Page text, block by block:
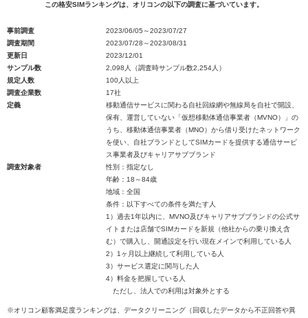
この格安SIMランキングは、オリコンの以下の調査に基づいています。
事前調査
2023/06/05～2023/07/27
調査期間
2023/07/28～2023/08/31
更新日
2023/12/01
サンプル数
2,098人（調査時サンプル数2,254人）
規定人数
100人以上
調査企業数
17社
定義
移動通信サービスに関わる自社回線網や無線局を自社で開設、
保有、運営していない「仮想移動体通信事業者（MVNO）」の
うち、移動体通信事業者（MNO）から借り受けたネットワーク
を使い、自社ブランドとしてSIMカードを提供する通信サービ
ス事業者及びキャリアサブブランド
調査対象者
性別：指定なし
年齢：18～84歳
地域：全国
条件：以下すべての条件を満たす人
1）過去1年以内に、MVNO及びキャリアサブブランドの公式サ
イトまたは店舗でSIMカードを新規（他社からの乗り換え含
む）で購入し、開通設定を行い現在メインで利用している人
2）1ヶ月以上継続して利用している人
3）サービス選定に関与した人
4）料金を把握している人
ただし、法人での利用は対象外とする
※オリコン顧客満足度ランキングは、データクリーニング（回収したデータから不正回答や異